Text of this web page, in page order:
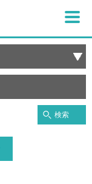
検索